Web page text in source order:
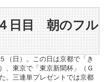
日目 朝のフル
（日）。この日は京都で「き
、東京で「東京新聞杯」（Ｇ
。三連単プレゼントでは京都